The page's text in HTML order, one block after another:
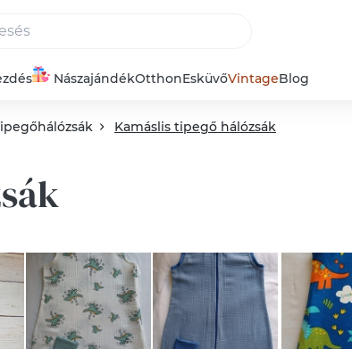
NászajándékOtthonEsküvőVintageBlog
Kamáslis tipegő hálózsák